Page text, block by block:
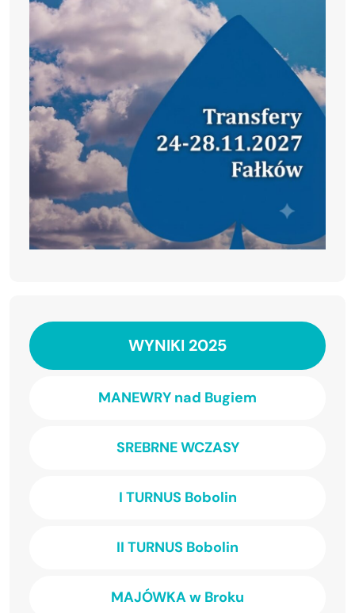
WYNIKI 2025
MANEWRY nad Bugiem
SREBRNE WCZASY
I TURNUS Bobolin
II TURNUS Bobolin
MAJÓWKA w Broku